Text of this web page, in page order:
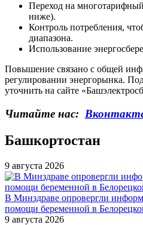
Переход на
ниже).
Контроль потребления,
диапазона.
Использование
Повышение связано с общей
регулировании энергорынка.
уточнить на сайте
Читайте нас:
Башкортостан
9 августа 2026
В Минздраве опровергли
помощи беременной в
9 августа 2026